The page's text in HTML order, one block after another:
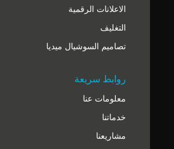
الاعلانات الرقمية
التغليف
تصاميم السوشيال ميديا
روابط سريعة
معلومات عنا
خدماتنا
مشاريعنا